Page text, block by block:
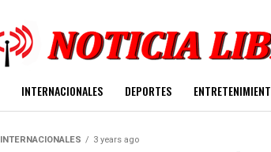
INTERNACIONALES DEPORTES
INTERNACIONALES 3 years ago